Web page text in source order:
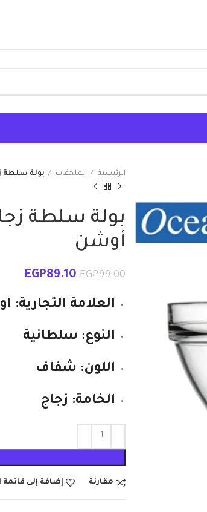
الرئيسية الملحقات بولة سلطة
بولة سلطة
أوشن
EGP99.00
EGP89.10
العلامة التجارية:
النوع: سلطانية
اللون: شفاف
الخامة: زجاج
مقارنة إضافة إلى قائمة